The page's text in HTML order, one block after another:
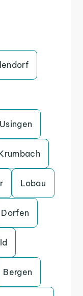
Usingen
Lobau
Dorfen
Bergen